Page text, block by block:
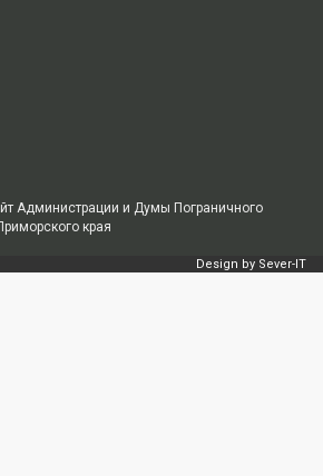
Администрации и Думы Пограничного
края
Design by Sever-IT